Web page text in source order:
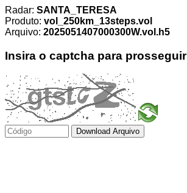
Radar: SANTA_TERESA
Produto: vol_250km_13steps.vol
Arquivo: 2025051407000300W.vol.h5
Insira o captcha para prosseguir